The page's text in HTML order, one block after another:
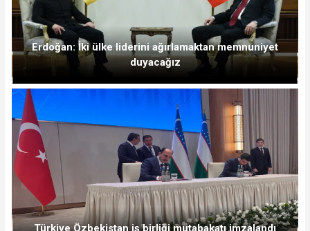
Erdoğan: İki ülke liderini ağırlamaktan memnuniyet
duyacağız
Türkiye Özbekistan iş birliği mutabakatı imzalandı